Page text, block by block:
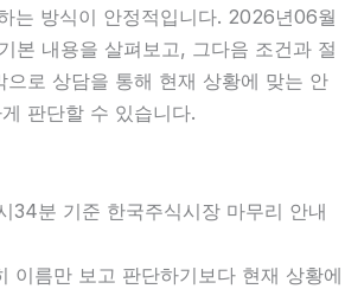
는 방식이 안정적입니다. 2026년06월
본 내용을 살펴보고, 그다음 조건과 절
으로 상담을 통해 현재 상황에 맞는 안
판단할 수 있습니다.
분 기준 한국주식시장 마무리 안내
이름만 보고 판단하기보다 현재 상황에